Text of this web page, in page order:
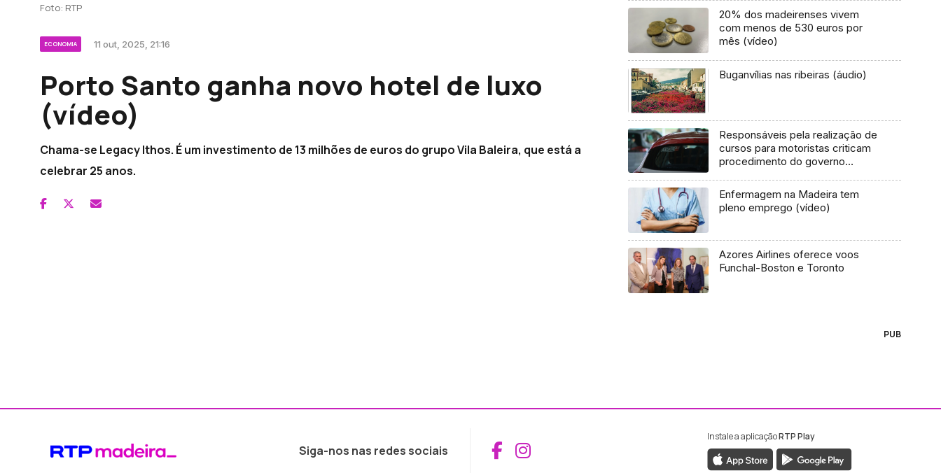
Foto: RTP
ECONOMIA 11 out, 2025, 21:16
Porto Santo ganha novo hotel de luxo
(vídeo)
Chama-se Legacy Ithos. É um investimento de 13 milhões de euros do grupo Vila Baleira, que está a
celebrar 25 anos.
20% dos madeirenses vivem
com menos de 530 euros por
mês (vídeo)
Buganvílias nas ribeiras (áudio)
Responsáveis pela realização de
cursos para motoristas criticam
procedimento do governo
Enfermagem na Madeira tem
pleno emprego (vídeo)
Azores Airlines oferece voos
Funchal-Boston e Toronto
PUB
Siga-nos nas redes sociais Aceder ao Facebook da RTP Madeira
Aceder ao Instagram da RTP Madeira
Instale a aplicaçãoRTP Play